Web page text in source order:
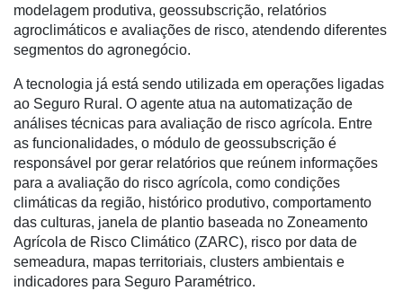
Cadastre-
se
Minha
conta
Notícias
modelagem produtiva, geossubscrição, relatórios
agroclimáticos e avaliações de risco, atendendo diferentes
segmentos do agronegócio.
A tecnologia já está sendo utilizada em operações ligadas
ao Seguro Rural. O agente atua na automatização de
análises técnicas para avaliação de risco agrícola. Entre
as funcionalidades, o módulo de geossubscrição é
responsável por gerar relatórios que reúnem informações
para a avaliação do risco agrícola, como condições
climáticas da região, histórico produtivo, comportamento
das culturas, janela de plantio baseada no Zoneamento
Agrícola de Risco Climático (ZARC), risco por data de
semeadura, mapas territoriais, clusters ambientais e
indicadores para Seguro Paramétrico.